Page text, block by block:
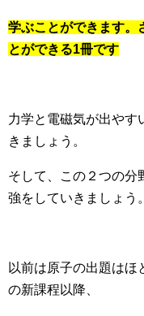
学ぶことができます。
とができる1冊です
力学と電磁気が出やす
きましょう。
そして、この２つの分
強をしていきましょう。
以前は原子の出題は
の新課程以降、